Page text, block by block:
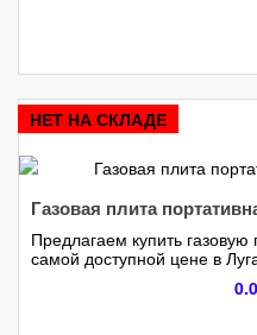
НЕТ НА СКЛАДЕ
Газовая плита
Предлагаем купить
самой доступной цене в